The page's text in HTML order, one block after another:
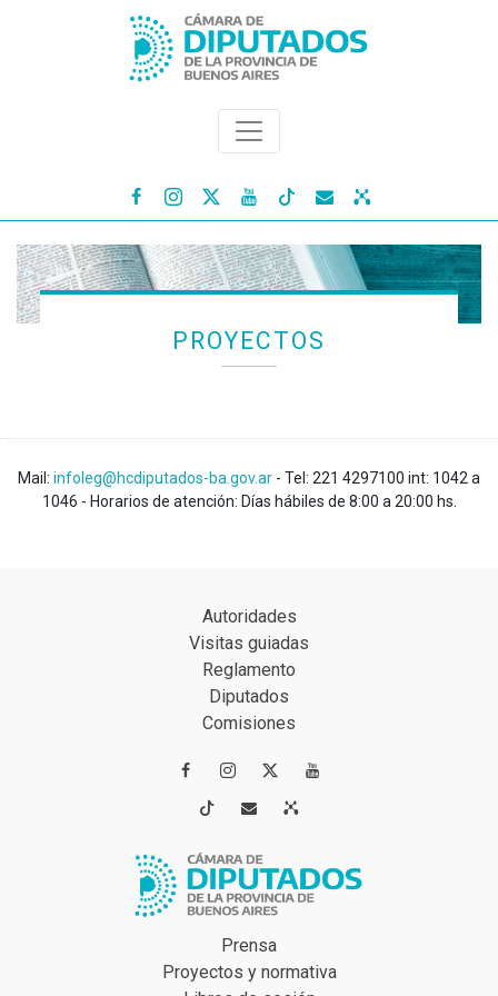
   
PROYECTOS
Mail: infoleg@hcdiputados-ba.gov.ar - Tel: 221 4297100 int: 1042 a
1046 - Horarios de atención: Días hábiles de 8:00 a 20:00 hs.
Autoridades
Visitas guiadas
Reglamento
Diputados
Comisiones
 
 
Prensa
Proyectos y normativa